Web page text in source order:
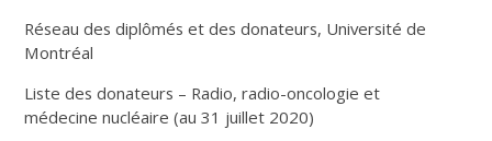
Réseau des diplômés et des donateurs, Université de
Montréal
Liste des donateurs – Radio, radio-oncologie et
médecine nucléaire (au 31 juillet 2020)